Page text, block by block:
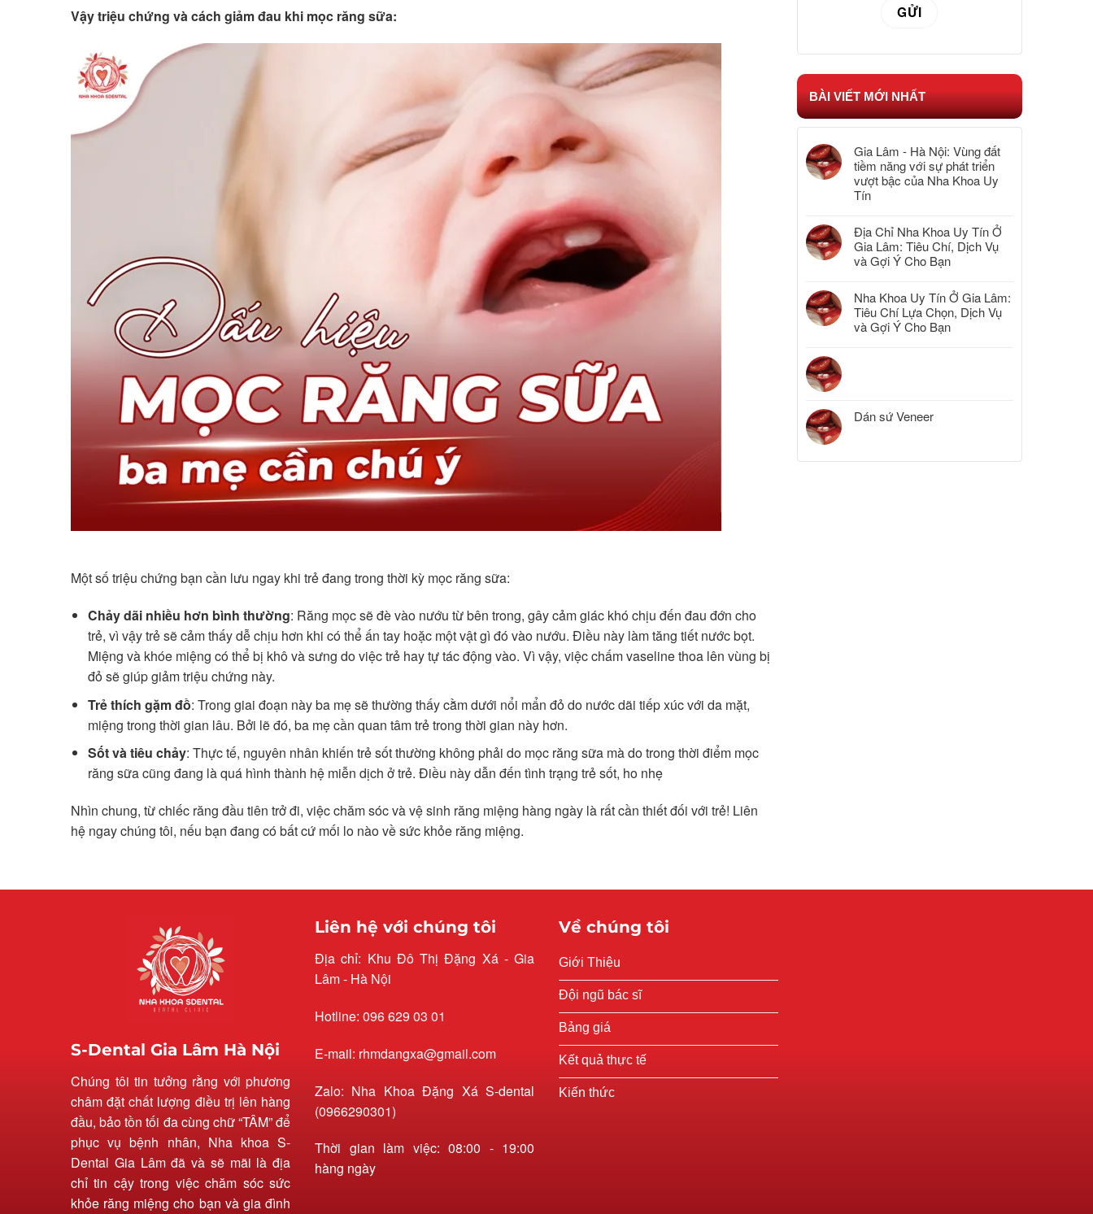
Vậy triệu chứng và cách giảm đau khi mọc răng sữa:
Một số triệu chứng bạn cần lưu ngay khi trẻ đang trong thời kỳ mọc răng sữa:
Chảy dãi nhiều hơn bình thường: Răng mọc sẽ đè vào nướu từ bên trong, gây cảm giác khó chịu đến đau đớn cho
trẻ, vì vậy trẻ sẽ cảm thấy dễ chịu hơn khi có thể ấn tay hoặc một vật gì đó vào nướu. Điều này làm tăng tiết nước bọt.
Miệng và khóe miệng có thể bị khô và sưng do việc trẻ hay tự tác động vào. Vì vậy, việc chấm vaseline thoa lên vùng bị
đỏ sẽ giúp giảm triệu chứng này.
Trẻ thích gặm đồ: Trong giai đoạn này ba mẹ sẽ thường thấy cằm dưới nổi mẩn đỏ do nước dãi tiếp xúc với da mặt,
miệng trong thời gian lâu. Bởi lẽ đó, ba mẹ cần quan tâm trẻ trong thời gian này hơn.
Sốt và tiêu chảy: Thực tế, nguyên nhân khiến trẻ sốt thường không phải do mọc răng sữa mà do trong thời điểm mọc
răng sữa cũng đang là quá hình thành hệ miễn dịch ở trẻ. Điều này dẫn đến tình trạng trẻ sốt, ho nhẹ
Nhìn chung, từ chiếc răng đầu tiên trở đi, việc chăm sóc và vệ sinh răng miệng hàng ngày là rất cần thiết đối với trẻ! Liên
hệ ngay chúng tôi, nếu bạn đang có bất cứ mối lo nào về sức khỏe răng miệng.
BÀI VIẾT MỚI NHẤT
Gia Lâm - Hà Nội: Vùng đất
tiềm năng với sự phát triển
vượt bậc của Nha Khoa Uy
Tín
Địa Chỉ Nha Khoa Uy Tín Ở
Gia Lâm: Tiêu Chí, Dịch Vụ
và Gợi Ý Cho Bạn
Nha Khoa Uy Tín Ở Gia Lâm:
Tiêu Chí Lựa Chọn, Dịch Vụ
và Gợi Ý Cho Bạn
Dán sứ Veneer
S-Dental Gia Lâm Hà Nội
Chúng tôi tin tưởng rằng với phương
châm đặt chất lượng điều trị lên hàng
đầu, bảo tồn tối đa cùng chữ “TÂM” để
phục vụ bệnh nhân, Nha khoa S-
Dental Gia Lâm đã và sẽ mãi là địa
chỉ tin cậy trong việc chăm sóc sức
khỏe răng miệng cho bạn và gia đình
Liên hệ với chúng tôi
Địa chỉ: Khu Đô Thị Đặng Xá - Gia
Lâm - Hà Nội
Hotline: 096 629 03 01
E-mail: rhmdangxa@gmail.com
Zalo: Nha Khoa Đặng Xá S-dental
(0966290301)
Thời gian làm việc: 08:00 - 19:00
hàng ngày
Về chúng tôi
Giới Thiệu
Đội ngũ bác sĩ
Bảng giá
Kết quả thực tế
Kiến thức